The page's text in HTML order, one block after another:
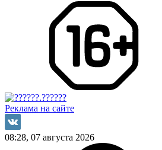
Реклама на сайте
08:28, 07 августа 2026